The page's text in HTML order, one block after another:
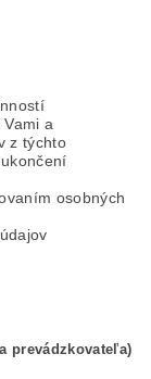
a
z týchto
osobných
prevádzkovateľa)